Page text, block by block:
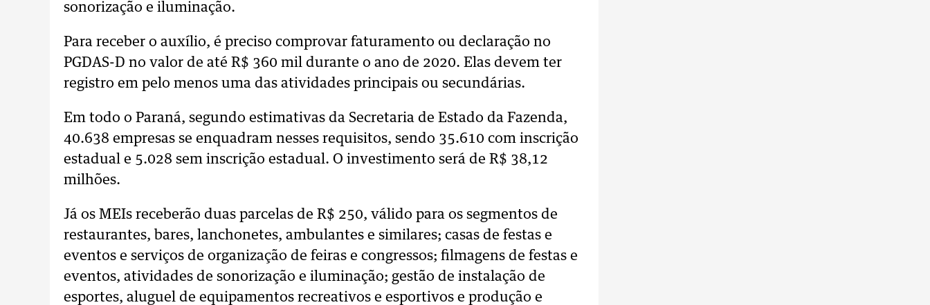
sonorização e iluminação.
Para receber o auxílio, é preciso comprovar faturamento ou declaração no
PGDAS-D no valor de até R$ 360 mil durante o ano de 2020. Elas devem ter
registro em pelo menos uma das atividades principais ou secundárias.
Em todo o Paraná, segundo estimativas da Secretaria de Estado da Fazenda,
40.638 empresas se enquadram nesses requisitos, sendo 35.610 com inscrição
estadual e 5.028 sem inscrição estadual. O investimento será de R$ 38,12
milhões.
Já os MEIs receberão duas parcelas de R$ 250, válido para os segmentos de
restaurantes, bares, lanchonetes, ambulantes e similares; casas de festas e
eventos e serviços de organização de feiras e congressos; filmagens de festas e
eventos, atividades de sonorização e iluminação; gestão de instalação de
esportes, aluguel de equipamentos recreativos e esportivos e produção e